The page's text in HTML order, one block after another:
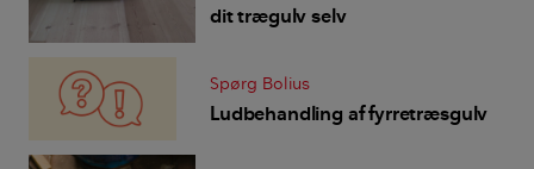
dit trægulv selv
Spørg Bolius
Ludbehandling af fyrretræsgulv